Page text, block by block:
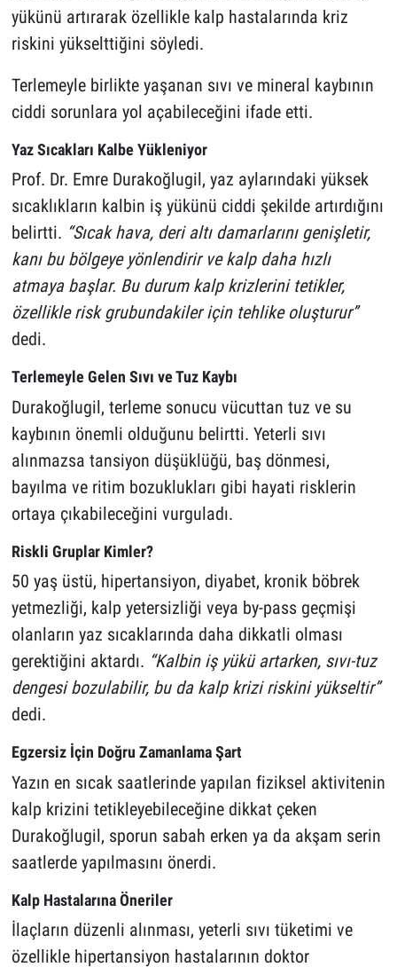
yükünü artırarak özellikle kalp hastalarında kriz
riskini yükselttiğini söyledi.
Terlemeyle birlikte yaşanan sıvı ve mineral kaybının
ciddi sorunlara yol açabileceğini ifade etti.
Yaz Sıcakları Kalbe Yükleniyor
Prof. Dr. Emre Durakoğlugil, yaz aylarındaki yüksek
sıcaklıkların kalbin iş yükünü ciddi şekilde artırdığını
belirtti. “Sıcak hava, deri altı damarlarını genişletir,
kanı bu bölgeye yönlendirir ve kalp daha hızlı
atmaya başlar. Bu durum kalp krizlerini tetikler,
özellikle risk grubundakiler için tehlike oluşturur”
dedi.
Terlemeyle Gelen Sıvı ve Tuz Kaybı
Durakoğlugil, terleme sonucu vücuttan tuz ve su
kaybının önemli olduğunu belirtti. Yeterli sıvı
alınmazsa tansiyon düşüklüğü, baş dönmesi,
bayılma ve ritim bozuklukları gibi hayati risklerin
ortaya çıkabileceğini vurguladı.
Riskli Gruplar Kimler?
50 yaş üstü, hipertansiyon, diyabet, kronik böbrek
yetmezliği, kalp yetersizliği veya by-pass geçmişi
olanların yaz sıcaklarında daha dikkatli olması
gerektiğini aktardı. “Kalbin iş yükü artarken, sıvı-tuz
dengesi bozulabilir, bu da kalp krizi riskini yükseltir”
dedi.
Egzersiz İçin Doğru Zamanlama Şart
Yazın en sıcak saatlerinde yapılan fiziksel aktivitenin
kalp krizini tetikleyebileceğine dikkat çeken
Durakoğlugil, sporun sabah erken ya da akşam serin
saatlerde yapılmasını önerdi.
Kalp Hastalarına Öneriler
İlaçların düzenli alınması, yeterli sıvı tüketimi ve
özellikle hipertansiyon hastalarının doktor